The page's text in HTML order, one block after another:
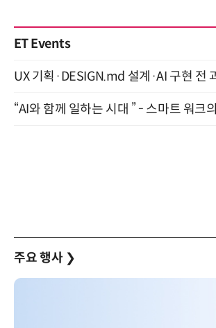
ET Events
주요 행사 ❯